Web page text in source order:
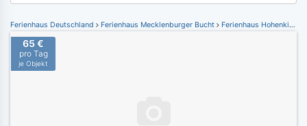
Ferienhaus Deutschland Ferienhaus Mecklenburger Bucht Ferienhaus Hohenkirchen
65 €
pro Tag
je Objekt